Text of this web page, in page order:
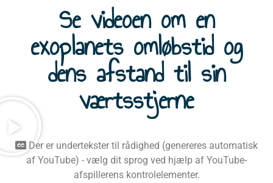
Se videoen om en
exoplanets omløbstid og
dens afstand til sin
værtsstjerne
Der er undertekster til rådighed (genereres automatisk
af YouTube) - vælg dit sprog ved hjælp af YouTube-
afspillerens kontrolelementer.